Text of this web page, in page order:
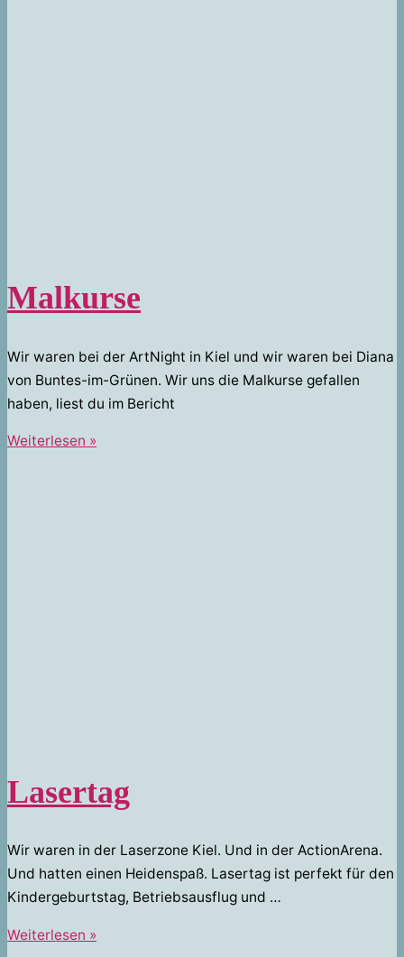
Malkurse
Wir waren bei der ArtNight in Kiel und wir waren bei Diana
von Buntes-im-Grünen. Wir uns die Malkurse gefallen
haben, liest du im Bericht
Malkurse
Weiterlesen »
Lasertag
Wir waren in der Laserzone Kiel. Und in der ActionArena.
Und hatten einen Heidenspaß. Lasertag ist perfekt für den
Kindergeburtstag, Betriebsausflug und …
Lasertag
Weiterlesen »